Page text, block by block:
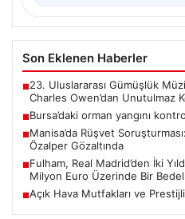
Son Eklenen Haberler
■23. Uluslararası Gümüşlük
Charles Owen’dan Unutulmaz
■Bursa’daki orman yangını
■Manisa’da Rüşvet
Özalper Gözaltında
■Fulham, Real Madrid’den İki
Milyon Euro Üzerinde Bir
■Açık Hava Mutfakları ve